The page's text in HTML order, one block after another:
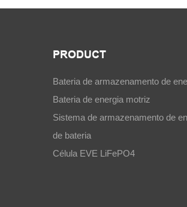
PRODUCT
Bateria de armazenamento de
Bateria de energia motriz
Sistema de armazenamento de
de bateria
Célula EVE LiFePO4